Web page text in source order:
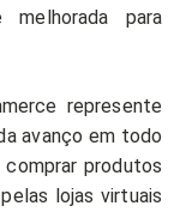
melhorada para
represente
avanço em todo
produtos
lojas virtuais